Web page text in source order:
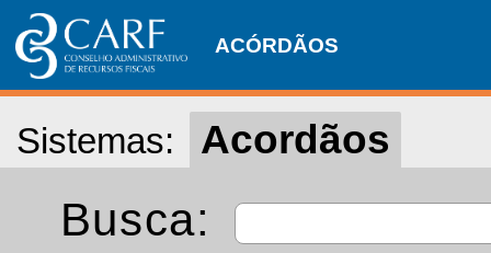
ACÓRDÃOS
Sistemas: Acordãos
Busca: